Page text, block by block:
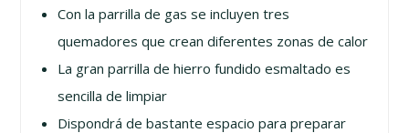
Con la parrilla de gas se incluyen tres
quemadores que crean diferentes zonas de calor
La gran parrilla de hierro fundido esmaltado es
sencilla de limpiar
Dispondrá de bastante espacio para preparar